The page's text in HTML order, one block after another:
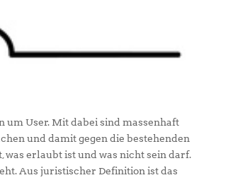
User. Mit dabei sind massenhaft
und damit gegen die bestehenden
erlaubt ist und was nicht sein darf.
Aus juristischer Definition ist das